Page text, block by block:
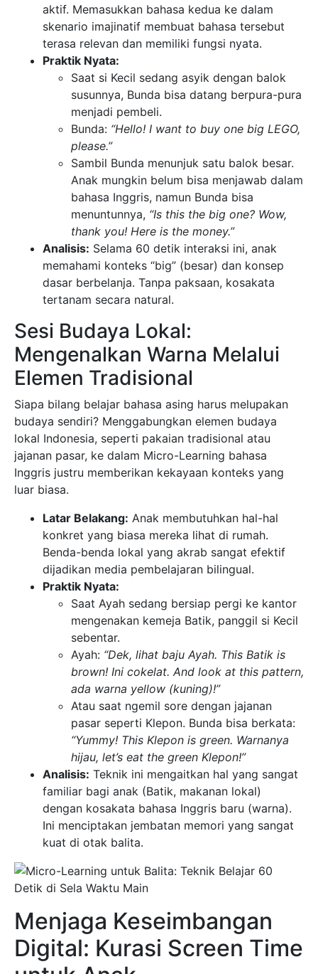
aktif. Memasukkan bahasa kedua ke dalam
skenario imajinatif membuat bahasa tersebut
terasa relevan dan memiliki fungsi nyata.
Praktik Nyata:
Saat si Kecil sedang asyik dengan balok
susunnya, Bunda bisa datang berpura-pura
menjadi pembeli.
Bunda: “Hello! I want to buy one big LEGO,
please.”
Sambil Bunda menunjuk satu balok besar.
Anak mungkin belum bisa menjawab dalam
bahasa Inggris, namun Bunda bisa
menuntunnya, “Is this the big one? Wow,
thank you! Here is the money.”
Analisis: Selama 60 detik interaksi ini, anak
memahami konteks “big” (besar) dan konsep
dasar berbelanja. Tanpa paksaan, kosakata
tertanam secara natural.
Sesi Budaya Lokal:
Mengenalkan Warna Melalui
Elemen Tradisional
Siapa bilang belajar bahasa asing harus melupakan
budaya sendiri? Menggabungkan elemen budaya
lokal Indonesia, seperti pakaian tradisional atau
jajanan pasar, ke dalam Micro-Learning bahasa
Inggris justru memberikan kekayaan konteks yang
luar biasa.
Latar Belakang: Anak membutuhkan hal-hal
konkret yang biasa mereka lihat di rumah.
Benda-benda lokal yang akrab sangat efektif
dijadikan media pembelajaran bilingual.
Praktik Nyata:
Saat Ayah sedang bersiap pergi ke kantor
mengenakan kemeja Batik, panggil si Kecil
sebentar.
Ayah: “Dek, lihat baju Ayah. This Batik is
brown! Ini cokelat. And look at this pattern,
ada warna yellow (kuning)!”
Atau saat ngemil sore dengan jajanan
pasar seperti Klepon. Bunda bisa berkata:
“Yummy! This Klepon is green. Warnanya
hijau, let’s eat the green Klepon!”
Analisis: Teknik ini mengaitkan hal yang sangat
familiar bagi anak (Batik, makanan lokal)
dengan kosakata bahasa Inggris baru (warna).
Ini menciptakan jembatan memori yang sangat
kuat di otak balita.
Menjaga Keseimbangan
Digital: Kurasi Screen Time